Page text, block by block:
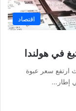
اقتصاد
في هولندا
ارتفع سعر عبوة
إطار…